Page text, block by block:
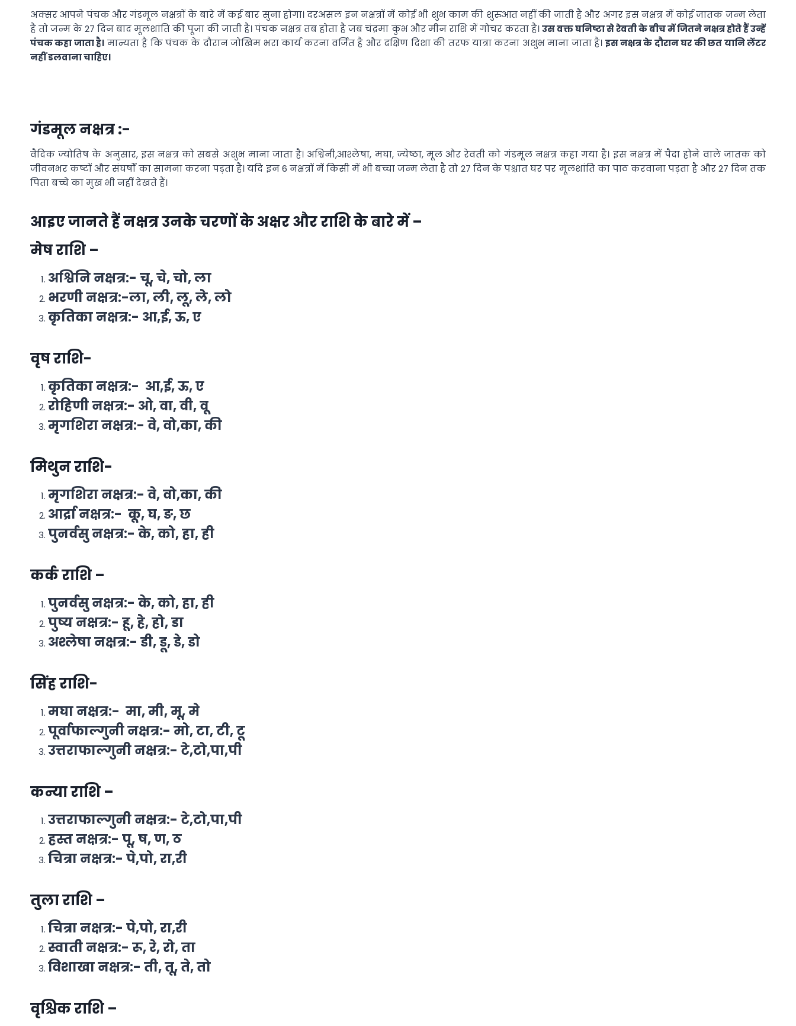
अक्सर आपने पंचक और गंडमूल नक्षत्रों के बारे में कई बार सुना होगा। दरअसल इन नक्षत्रों में कोई भी शुभ काम की शुरुआत नहीं की जाती है और अगर इस नक्षत्र में कोई जातक जन्म लेता
है तो जन्म के 27 दिन बाद मूलशांति की पूजा की जाती है। पंचक नक्षत्र तब होता है जब चंद्रमा कुंभ और मीन राशि में गोचर करता है।उस वक्त घनिष्टा से रेवती के बीच में जितने नक्षत्र होते हैं उन्हें
पंचक कहा जाता है। मान्यता है कि पंचक के दौरान जोखिम भरा कार्य करना वर्जित है और दक्षिण दिशा की तरफ यात्रा करना अशुभ माना जाता है। इस नक्षत्र के दौरान घर की छत यानि लेंटर
नहीं डलवाना चाहिए।
गंडमूल नक्षत्र :-
वैदिक ज्योतिष के अनुसार, इस नक्षत्र को सबसे अशुभ माना जाता है। अश्विनी,आश्लेषा, मघा, ज्येष्ठा, मूल और रेवती को गंडमूल नक्षत्र कहा गया है। इस नक्षत्र में पैदा होने वाले जातक को
जीवनभर कष्टों और संघर्षों का सामना करना पड़ता है। यदि इन 6 नक्षत्रों में किसी में भी बच्चा जन्म लेता है तो 27 दिन के पश्चात घर पर मूलशांति का पाठ करवाना पड़ता है और 27 दिन तक
पिता बच्चे का मुख भी नहीं देखते हैं।
आइए जानते हैं नक्षत्र उनके चरणों के अक्षर और राशि के बारे में –
मेष राशि –
अश्विनि नक्षत्र:- चू, चे, चो, ला
भरणी नक्षत्र:-ला, ली, लू, ले, लो
कृतिका नक्षत्र:- आ,ई, ऊ, ए
वृष राशि-
कृतिका नक्षत्र:- आ,ई, ऊ, ए
रोहिणी नक्षत्र:- ओ, वा, वी, वू
मृगशिरा नक्षत्र:- वे, वो,का, की
मिथुन राशि-
मृगशिरा नक्षत्र:- वे, वो,का, की
आर्द्रा नक्षत्र:- कू, घ, ङ, छ
पुनर्वसु नक्षत्र:- के, को, हा, ही
कर्क राशि –
पुनर्वसु नक्षत्र:- के, को, हा, ही
पुष्य नक्षत्र:- हू, हे, हो, डा
अश्लेषा नक्षत्र:- डी, डू, डे, डो
सिंह राशि-
मघा नक्षत्र:- मा, मी, मू, मे
पूर्वाफाल्गुनी नक्षत्र:- मो, टा, टी, टू
उत्तराफाल्गुनी नक्षत्र:- टे,टो,पा,पी
कन्या राशि –
उत्तराफाल्गुनी नक्षत्र:- टे,टो,पा,पी
हस्त नक्षत्र:- पू, ष, ण, ठ
चित्रा नक्षत्र:- पे,पो, रा,री
तुला राशि –
चित्रा नक्षत्र:- पे,पो, रा,री
स्वाती नक्षत्र:- रू, रे, रो, ता
विशाखा नक्षत्र:- ती, तू, ते, तो
वृश्चिक राशि –